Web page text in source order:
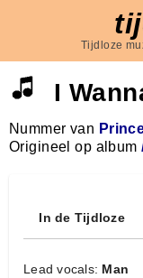
Tijdloze
I
Nummer van
Origineel op album
In de Tijdloze
Lead vocals: Man